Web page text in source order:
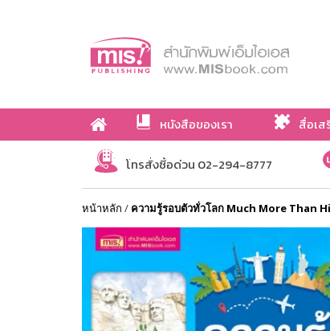
หนังสือของเรา สื่อเส
เกี่ยวกับเรา
โทรสั่งซื้อด่วน 02-294-8777
หน้าหลัก / ความรู้รอบตัวทั่วโลก Much More Than